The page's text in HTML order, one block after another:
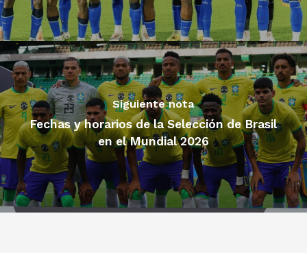
Siguiente nota
Fechas y horarios de la Selección de Brasil
en el Mundial 2026